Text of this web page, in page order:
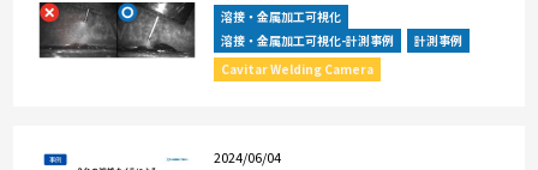
溶接・金属加工可視化
溶接・金属加工可視化-計測事例
計測事例
Cavitar Welding Camera
2024/06/04